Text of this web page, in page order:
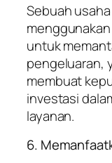
Sebuah
untuk
pengeluaran,
membuat
investasi
layanan.
6.